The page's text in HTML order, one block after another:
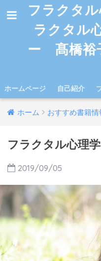
フラクタ
ラクタル
ー 髙橋裕
ホームページ 自己紹介
ホーム おすすめ書籍情
フラクタル心理
2019/09/05